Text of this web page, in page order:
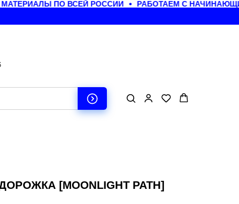
ПО ВСЕЙ РОССИИ РАБОТАЕМ С
[MOONLIGHT PATH]